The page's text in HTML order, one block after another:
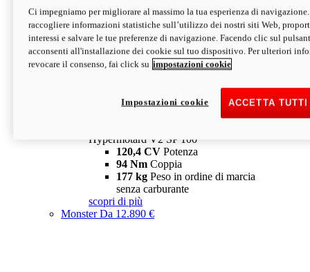
Hypermotard V2 SP
120,4 CVPotenza
94 NmCoppia
177 kgPeso in ordine di marcia
senza carburante
Depotenziata 35 kW: 18.890 € i
configura scopri di più
Hypermotard V2 SP 100
120,4 CV Potenza
94 Nm Coppia
177 kg Peso in ordine di marcia
senza carburante
scopri di più
MonsterDa 12.890 €
Ci impegniamo per migliorare al massimo la tua esperienza di
raccogliere informazioni statistiche sull’utilizzo dei nostri siti Web,
interessi e salvare le tue preferenze di navigazione. Facendo clic sul
acconsenti all'installazione dei cookie sul tuo dispositivo. Per ulteriori
revocare il consenso, fai click su impostazioni cookie
ACCETTA
Impostazioni cookie